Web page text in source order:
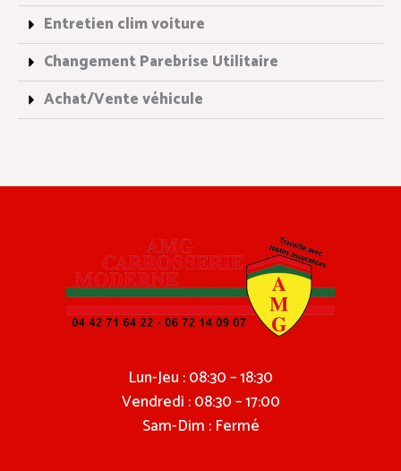
Entretien clim voiture
Changement Parebrise Utilitaire
Achat/Vente véhicule
Lun-Jeu : 08:30 – 18:30
Vendredi : 08:30 – 17:00
Sam-Dim : Fermé